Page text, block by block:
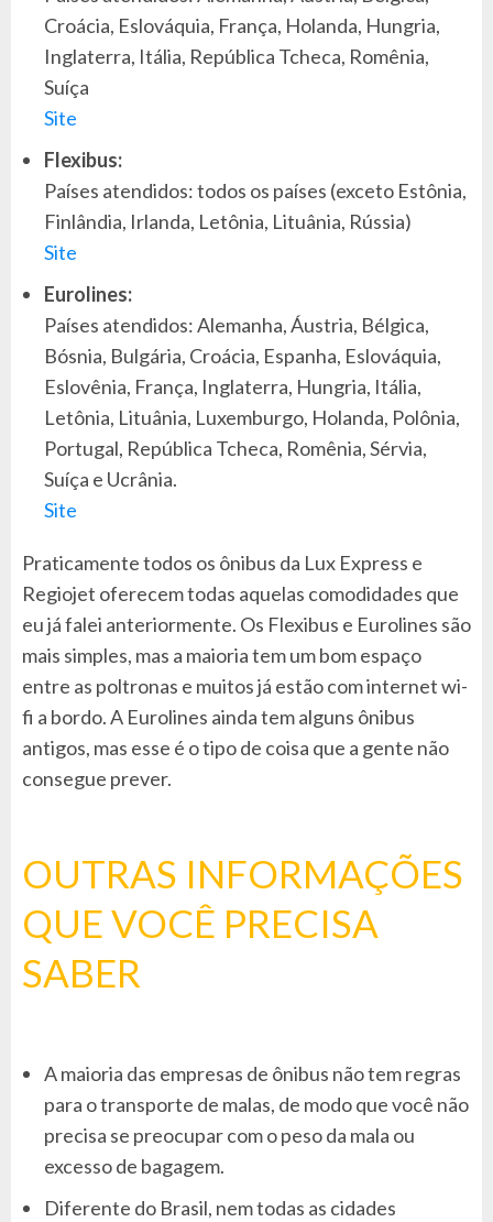
Croácia, Eslováquia, França, Holanda, Hungria,
Inglaterra, Itália, República Tcheca, Romênia,
Suíça
Site
Flexibus:
Países atendidos: todos os países (exceto Estônia,
Finlândia, Irlanda, Letônia, Lituânia, Rússia)
Site
Eurolines:
Países atendidos: Alemanha, Áustria, Bélgica,
Bósnia, Bulgária, Croácia, Espanha, Eslováquia,
Eslovênia, França, Inglaterra, Hungria, Itália,
Letônia, Lituânia, Luxemburgo, Holanda, Polônia,
Portugal, República Tcheca, Romênia, Sérvia,
Suíça e Ucrânia.
Site
Praticamente todos os ônibus da Lux Express e
Regiojet oferecem todas aquelas comodidades que
eu já falei anteriormente. Os Flexibus e Eurolines são
mais simples, mas a maioria tem um bom espaço
entre as poltronas e muitos já estão com internet wi-
fi a bordo. A Eurolines ainda tem alguns ônibus
antigos, mas esse é o tipo de coisa que a gente não
consegue prever.
OUTRAS INFORMAÇÕES
QUE VOCÊ PRECISA
SABER
A maioria das empresas de ônibus não tem regras
para o transporte de malas, de modo que você não
precisa se preocupar com o peso da mala ou
excesso de bagagem.
Diferente do Brasil, nem todas as cidades